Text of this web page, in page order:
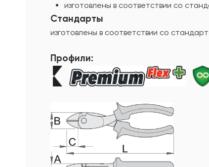
изготовлены в соответствии со
Стандарты
изготовлены в соответствии со
Профили: